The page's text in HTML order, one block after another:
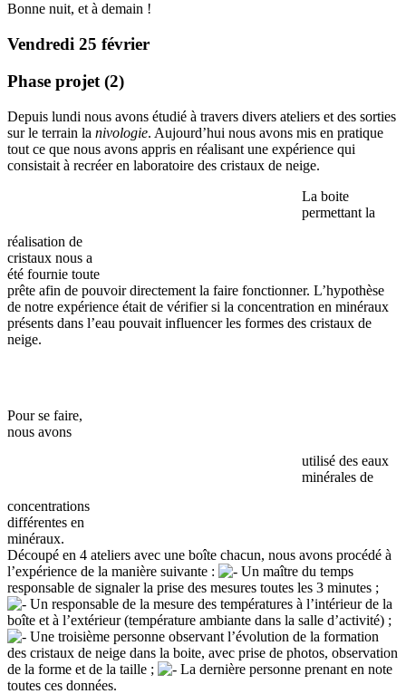
Bonne nuit, et à demain !
Vendredi 25 février
Phase projet (2)
Depuis lundi nous avons étudié à travers divers ateliers et des sorties
sur le terrain la nivologie. Aujourd’hui nous avons mis en pratique
tout ce que nous avons appris en réalisant une expérience qui
consistait à recréer en laboratoire des cristaux de neige.
La boite
permettant la
réalisation de
cristaux nous a
été fournie toute
prête afin de pouvoir directement la faire fonctionner. L’hypothèse
de notre expérience était de vérifier si la concentration en minéraux
présents dans l’eau pouvait influencer les formes des cristaux de
neige.
Pour se faire,
nous avons
utilisé des eaux
minérales de
concentrations
différentes en
minéraux.
Découpé en 4 ateliers avec une boîte chacun, nous avons procédé à
l’expérience de la manière suivante :
Un maître du temps
responsable de signaler la prise des mesures toutes les 3 minutes ;
Un responsable de la mesure des températures à l’intérieur de la
boîte et à l’extérieur (température ambiante dans la salle d’activité) ;
Une troisième personne observant l’évolution de la formation
des cristaux de neige dans la boite, avec prise de photos, observation
de la forme et de la taille ;
La dernière personne prenant en note
toutes ces données.